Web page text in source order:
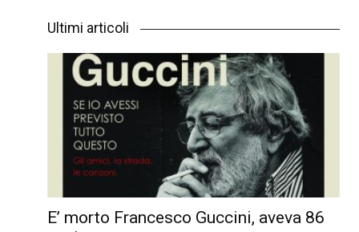
Ultimi articoli
E’ morto Francesco Guccini, aveva 86